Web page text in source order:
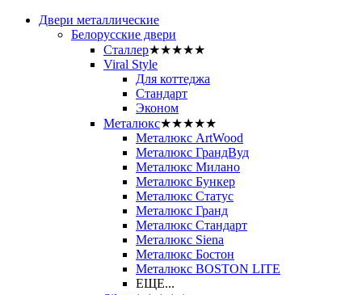
Двери металлические
Белорусские двери
Сталлер★★★★★
Viral Style
Для коттеджа
Стандарт
Эконом
Металюкс★★★★★
Металюкс ArtWood
Металюкс ГрандВуд
Металюкс Милано
Металюкс Бункер
Металюкс Статус
Металюкс Гранд
Металюкс Стандарт
Металюкс Siena
Металюкс Бостон
Металюкс BOSTON LITE
ЕЩЕ...